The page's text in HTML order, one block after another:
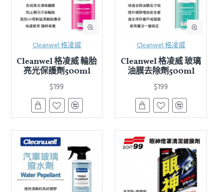
Cleanwel 格凌威
Cleanwel 格凌威 輪胎
亮光保護劑500ml
$199
Cleanwel 格凌威
Cleanwel 格凌威 玻璃
油膜去除劑500ml
$199